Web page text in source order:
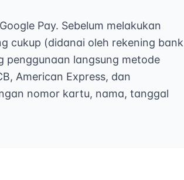
Pay. Sebelum melakukan
cukup (didanai oleh rekening bank
penggunaan langsung metode
American Express, dan
nomor kartu, nama, tanggal